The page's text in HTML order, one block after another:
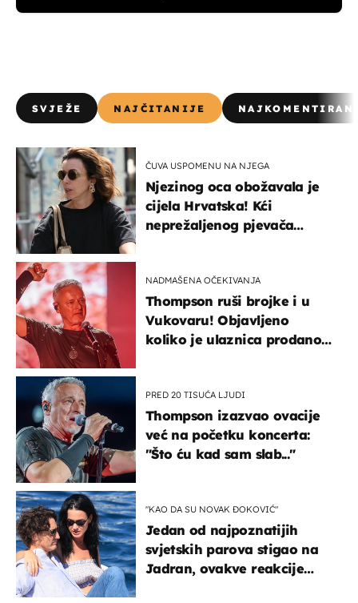
SVJEŽE NAJČITANIJE
ČUVA USPOMENU NA NJEGA
Njezinog oca obožavala je
cijela Hrvatska! Kći
neprežaljenog pjevača
NADMAŠENA OČEKIVANJA
Thompson ruši brojke i u
Vukovaru! Objavljeno
koliko je ulaznica prodano
PRED 20 TISUĆA LJUDI
Thompson izazvao ovacije
već na početku koncerta:
"Što ću kad sam slab..."
"KAO DA SU NOVAK ĐOKOVIĆ"
Jedan od najpoznatijih
svjetskih parova stigao na
Jadran, ovakve reakcije